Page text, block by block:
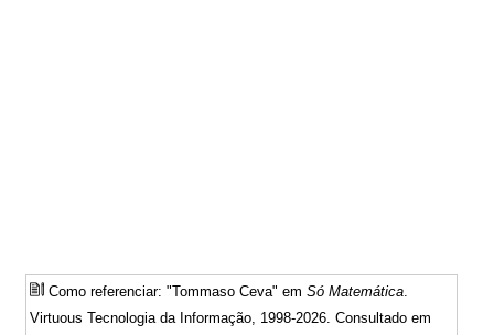
Como referenciar: "Tommaso Ceva" emSó Matemática.
Virtuous Tecnologia da Informação, 1998-2026. Consultado em